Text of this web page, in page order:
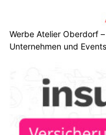
Werbe Atelier Oberdorf
Unternehmen und Events